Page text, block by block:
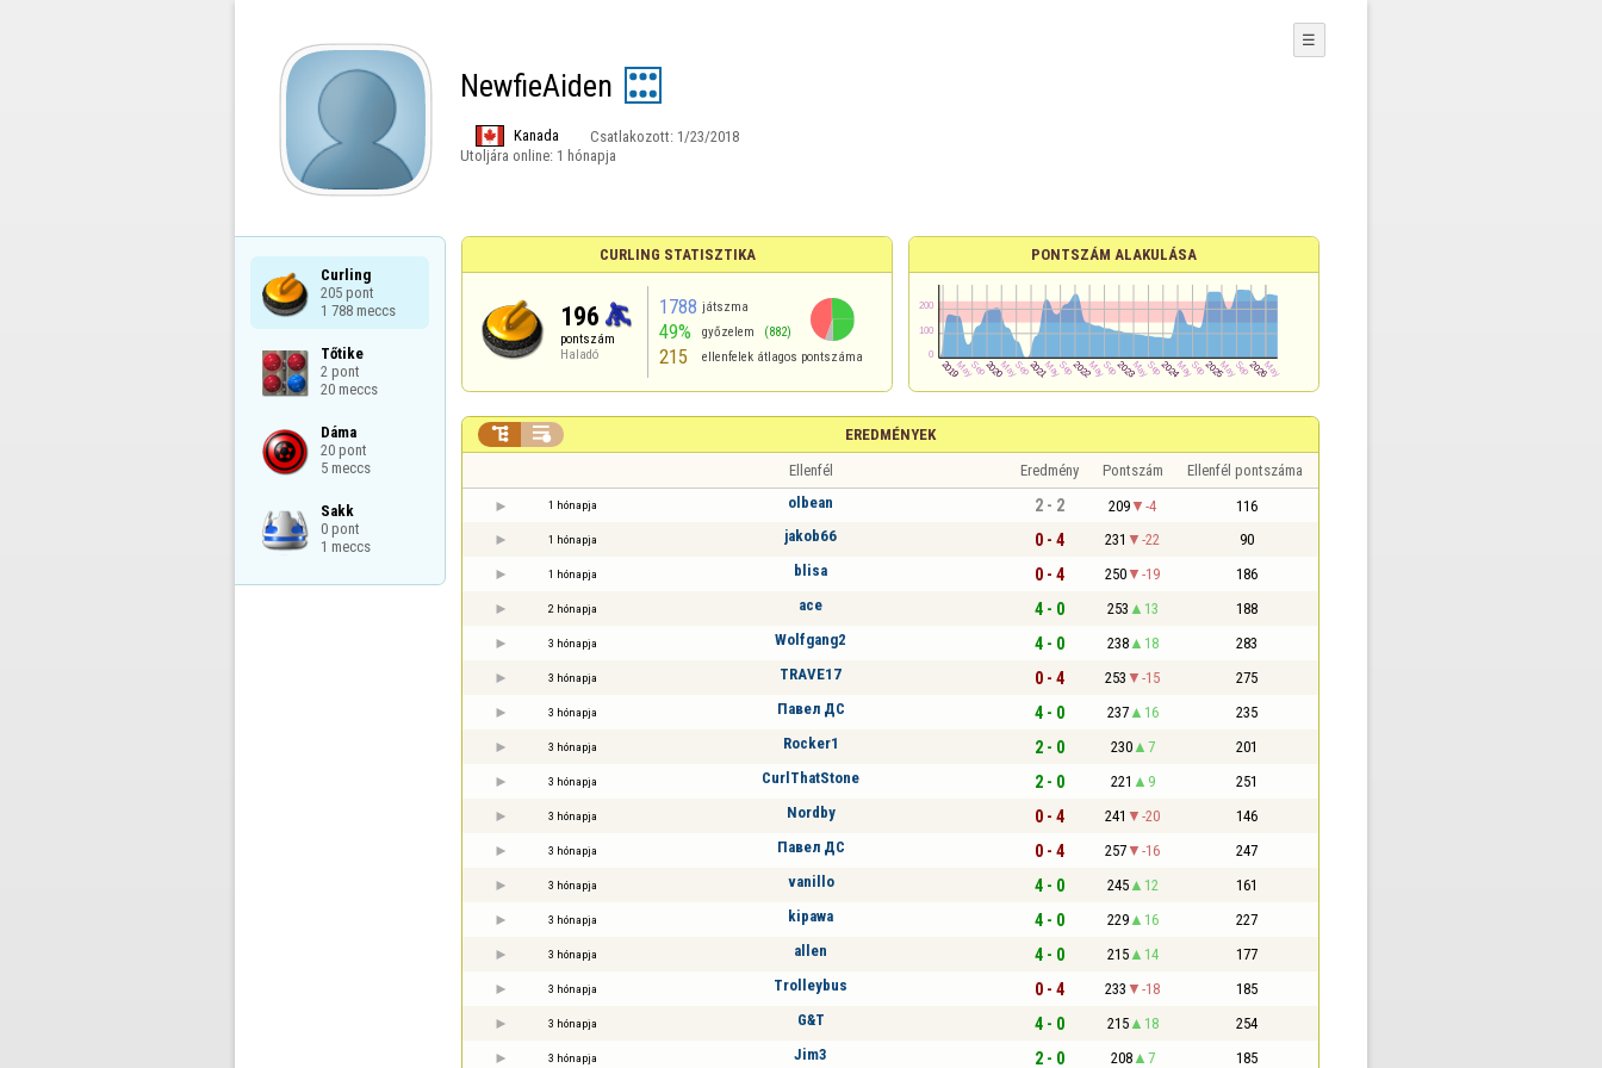
NewfieAiden
Kanada Csatlakozott: 1/23/2018
Utoljára online: 1 hónapja
☰
Curling
205 pont
1 788 meccs
Tőtike
2 pont
20 meccs
Dáma
20 pont
5 meccs
Sakk
0 pont
1 meccs
CURLING STATISZTIKA
196
pontszám
Haladó
1788 játszma
49% győzelem (882)
215 ellenfelek átlagos pontszáma
PONTSZÁM ALAKULÁSA
EREDMÉNYEK
 
Ellenfél Eredmény Pontszám Ellenfél pontszáma
1 hónapja olbean 2 - 2 209 -4 116
1 hónapja jakob66 0 - 4 231 -22 90
1 hónapja blisa 0 - 4 250 -19 186
2 hónapja ace 4 - 0 253 13 188
3 hónapja Wolfgang2 4 - 0 238 18 283
3 hónapja TRAVE17 0 - 4 253 -15 275
3 hónapja Павел ДС 4 - 0 237 16 235
3 hónapja Rocker1 2 - 0 230 7 201
3 hónapja CurlThatStone 2 - 0 221 9 251
3 hónapja Nordby 0 - 4 241 -20 146
3 hónapja Павел ДС 0 - 4 257 -16 247
3 hónapja vanillo 4 - 0 245 12 161
3 hónapja kipawa 4 - 0 229 16 227
3 hónapja allen 4 - 0 215 14 177
3 hónapja Trolleybus 0 - 4 233 -18 185
3 hónapja G&T 4 - 0 215 18 254
3 hónapja Jim3 2 - 0 208 7 185